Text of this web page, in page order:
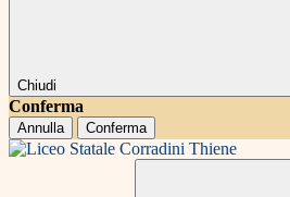
Chiudi
Conferma
Annulla Conferma